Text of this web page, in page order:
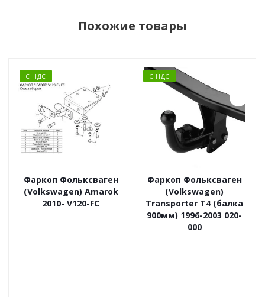
Похожие товары
С НДС
Фаркоп Фольксваген
(Volkswagen) Amarok
2010- V120-FC
С НДС
Фаркоп Фольксваген
(Volkswagen)
Transporter T4 (балка
900мм) 1996-2003 020-
000